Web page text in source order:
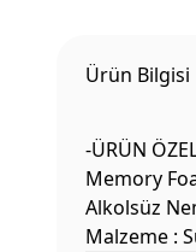
Ürün Bilgisi
-ÜRÜN
Memory
Alkolsüz
Malzeme :